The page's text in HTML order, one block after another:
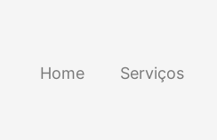
Home Serviços